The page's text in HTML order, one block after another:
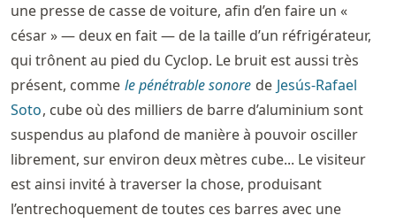
une presse de casse de voiture, afin d’en faire un «
césar » — deux en fait — de la taille d’un réfrigérateur,
qui trônent au pied du Cyclop. Le bruit est aussi très
présent, comme le pénétrable sonore de Jesús-Rafael
Soto, cube où des milliers de barre d’aluminium sont
suspendus au plafond de manière à pouvoir osciller
librement, sur environ deux mètres cube... Le visiteur
est ainsi invité à traverser la chose, produisant
l’entrechoquement de toutes ces barres avec une